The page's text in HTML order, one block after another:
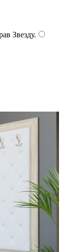
Звезду.